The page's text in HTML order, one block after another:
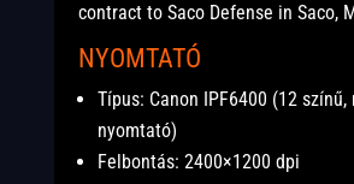
contract to Saco Defense in Saco,
NYOMTATÓ
Típus: Canon IPF6400 (12 színű,
nyomtató)
Felbontás: 2400×1200 dpi